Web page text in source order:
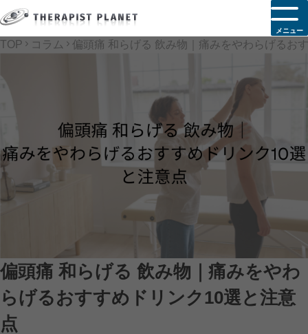
メニュー
TOP コラム 偏頭痛 和らげる 飲み物｜痛みをやわらげるお
偏頭痛 和らげる 飲み物｜痛みをやわ
らげるおすすめドリンク10選と注意
点